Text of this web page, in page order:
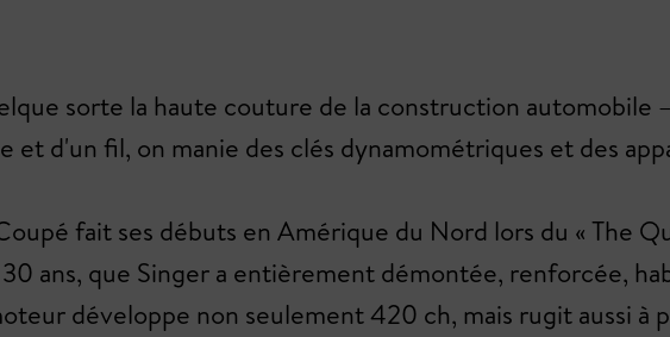
sorte la haute couture de la construction automobile
et d'un fil, on manie des clés dynamométriques et des
fait ses débuts en Amérique du Nord lors du « The
ans, que Singer a entièrement démontée, renforcée,
développe non seulement 420 ch, mais rugit aussi